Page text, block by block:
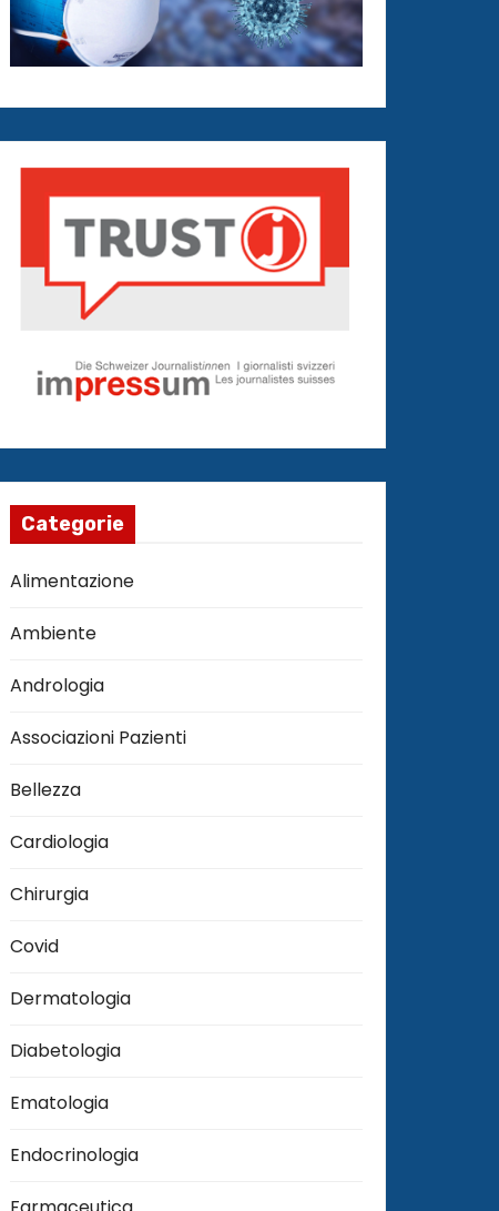
Categorie
Alimentazione
Ambiente
Andrologia
Associazioni Pazienti
Bellezza
Cardiologia
Chirurgia
Covid
Dermatologia
Diabetologia
Ematologia
Endocrinologia